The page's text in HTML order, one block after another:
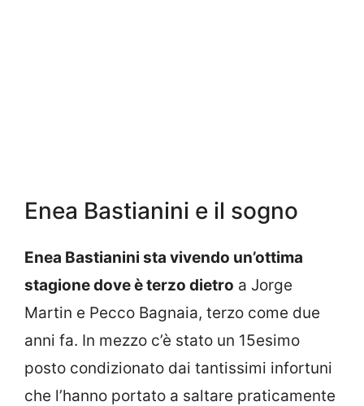
Enea Bastianini e il sogno
Enea Bastianini sta vivendo un’ottima
stagione dove è terzo dietro a Jorge
Martin e Pecco Bagnaia, terzo come due
anni fa. In mezzo c’è stato un 15esimo
posto condizionato dai tantissimi infortuni
che l’hanno portato a saltare praticamente